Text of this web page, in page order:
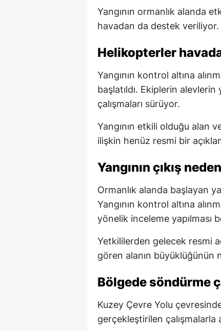
Yangının ormanlık alanda
havadan da destek veriliyor.
Helikopterler
Yangının kontrol altına
başlatıldı. Ekiplerin alevlerin
çalışmaları sürüyor.
Yangının etkili olduğu alan
ilişkin henüz resmi bir
Yangının çıkış
Ormanlık alanda başlayan
Yangının kontrol altına
yönelik inceleme yapılması
Yetkililerden gelecek resmi
gören alanın büyüklüğünün
Bölgede söndürme
Kuzey Çevre Yolu
gerçekleştirilen çalışmalarla